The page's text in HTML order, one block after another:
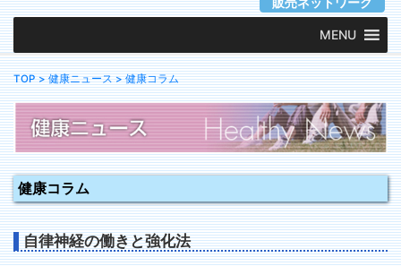
MENU
TOP > 健康ニュース > 健康コラム
健康コラム
自律神経の働きと強化法